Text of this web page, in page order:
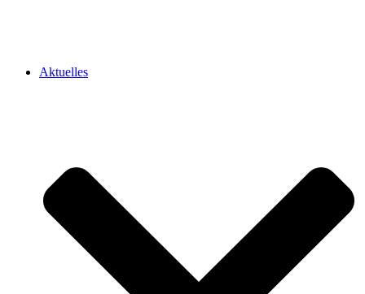
Aktuelles